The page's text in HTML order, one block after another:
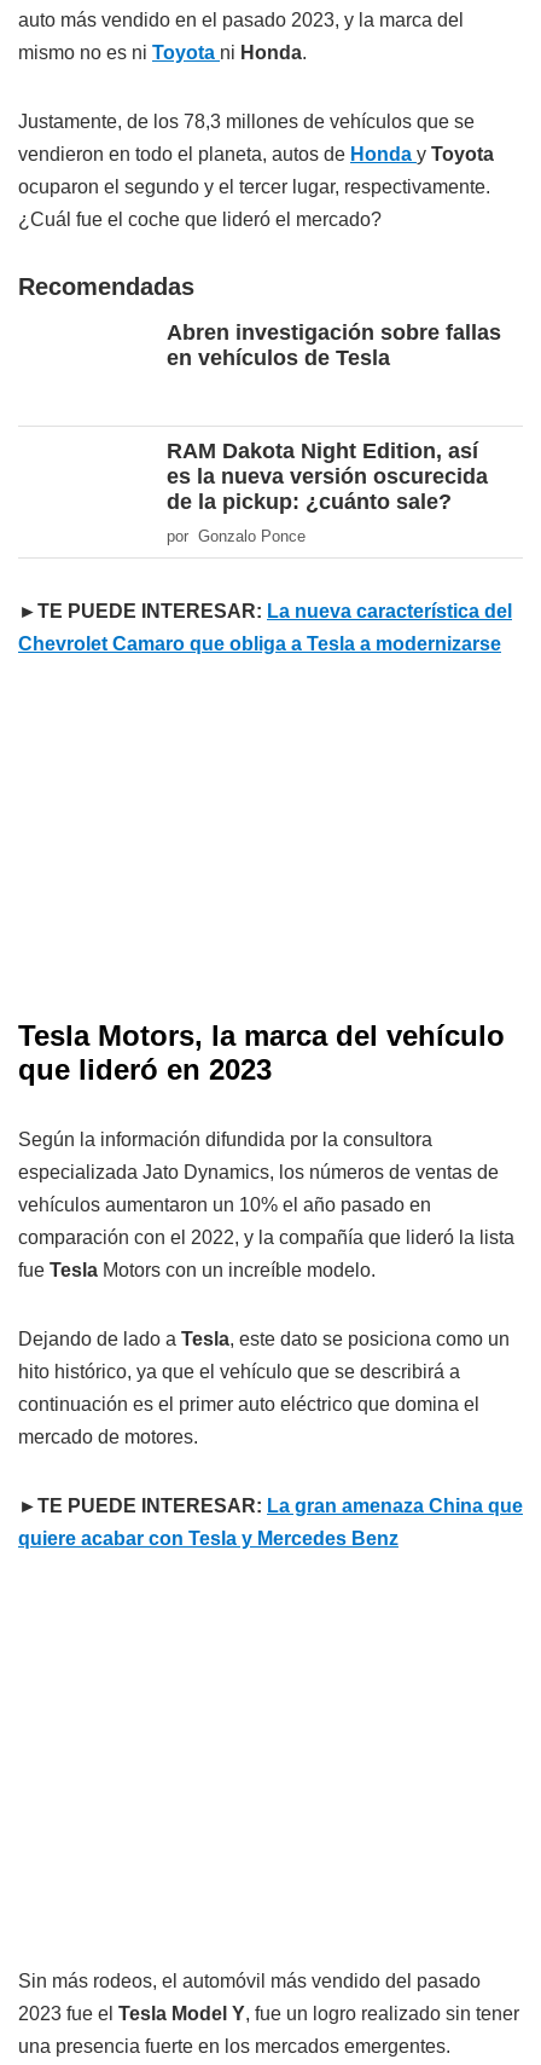
auto más vendido en el pasado 2023, y la marca del
mismo no es ni Toyota ni Honda.
Justamente, de los 78,3 millones de vehículos que se
vendieron en todo el planeta, autos de Honda y Toyota
ocuparon el segundo y el tercer lugar, respectivamente.
¿Cuál fue el coche que lideró el mercado?
Recomendadas
Abren investigación sobre fallas
en vehículos de Tesla
RAM Dakota Night Edition, así
es la nueva versión oscurecida
de la pickup: ¿cuánto sale?
por Gonzalo Ponce
►TE PUEDE INTERESAR: La nueva característica del
Chevrolet Camaro que obliga a Tesla a modernizarse
Tesla Motors, la marca del vehículo
que lideró en 2023
Según la información difundida por la consultora
especializada Jato Dynamics, los números de ventas de
vehículos aumentaron un 10% el año pasado en
comparación con el 2022, y la compañía que lideró la lista
fue Tesla Motors con un increíble modelo.
Dejando de lado a Tesla, este dato se posiciona como un
hito histórico, ya que el vehículo que se describirá a
continuación es el primer auto eléctrico que domina el
mercado de motores.
►TE PUEDE INTERESAR: La gran amenaza China que
quiere acabar con Tesla y Mercedes Benz
Sin más rodeos, el automóvil más vendido del pasado
2023 fue el Tesla Model Y, fue un logro realizado sin tener
una presencia fuerte en los mercados emergentes.